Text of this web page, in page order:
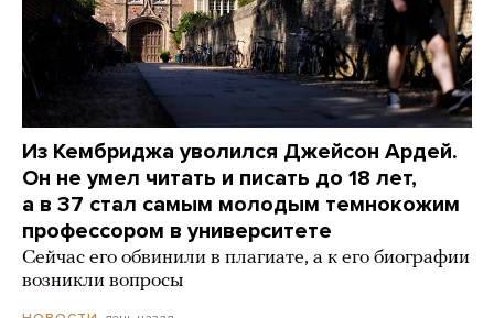
Из Кембриджа уволился Джейсон Ардей.
Он не умел читать и писать до 18 лет,
а в 37 стал самым молодым темнокожим
профессором в университете
Сейчас его обвинили в плагиате, а к его биографии
возникли вопросы